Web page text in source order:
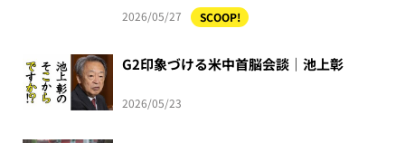
2026/05/27 SCOOP!
G2印象づける米中首脳会談｜池上彰
2026/05/23